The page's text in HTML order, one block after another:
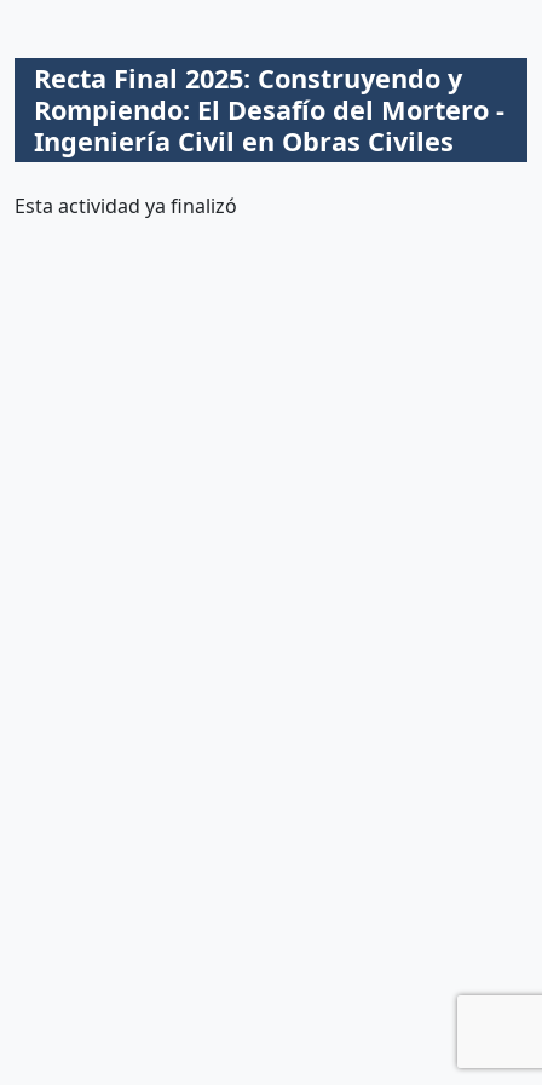
Recta Final 2025: Construyendo y
Rompiendo: El Desafío del Mortero -
Ingeniería Civil en Obras Civiles
Esta actividad ya finalizó